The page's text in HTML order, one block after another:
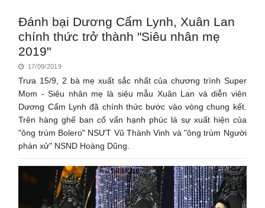
Đánh bại Dương Cẩm Lynh, Xuân Lan
chính thức trở thành "Siêu nhân mẹ
2019"
17/09/2019
Trưa 15/9, 2 bà mẹ xuất sắc nhất của chương trình Super
Mom - Siêu nhân mẹ là siêu mẫu Xuân Lan và diễn viên
Dương Cẩm Lynh đã chính thức bước vào vòng chung kết.
Trên hàng ghế ban cố vấn hạnh phúc là sự xuất hiện của
"ông trùm Bolero" NSƯT Vũ Thành Vinh và "ông trùm Người
phán xử" NSND Hoàng Dũng.